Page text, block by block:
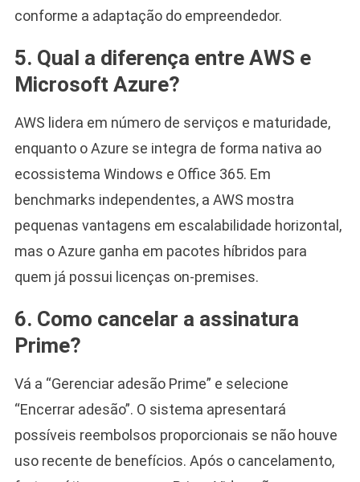
conforme a adaptação do empreendedor.
5. Qual a diferença entre AWS e
Microsoft Azure?
AWS lidera em número de serviços e maturidade,
enquanto o Azure se integra de forma nativa ao
ecossistema Windows e Office 365. Em
benchmarks independentes, a AWS mostra
pequenas vantagens em escalabilidade horizontal,
mas o Azure ganha em pacotes híbridos para
quem já possui licenças on-premises.
6. Como cancelar a assinatura
Prime?
Vá a “Gerenciar adesão Prime” e selecione
“Encerrar adesão”. O sistema apresentará
possíveis reembolsos proporcionais se não houve
uso recente de benefícios. Após o cancelamento,